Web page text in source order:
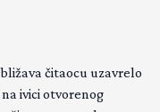
čitaocu uzavrelo
na ivici otvorenog